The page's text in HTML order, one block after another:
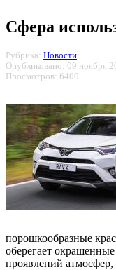
Сфера
Рубрика: Новости
Опубликовано: 09 ноября
Просмотров: 6400
порошкообразные
оберегает
проявлений